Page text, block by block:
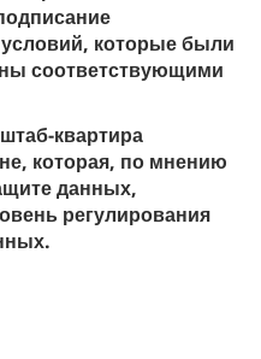
которые были
соответствующими
квартира
которая, по мнению
данных,
регулирования